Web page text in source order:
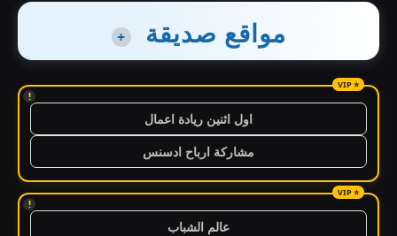
مواقع صديقة +
!
اول اثنين ريادة اعمال
مشاركة ارباح ادسنس
!
عالم الشباب